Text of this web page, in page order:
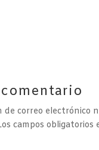
de correo electrónico
campos obligatorios